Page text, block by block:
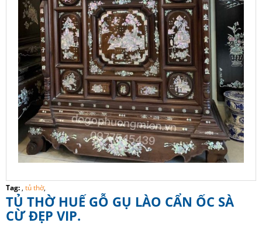
Tag:, tủ thờ,
TỦ THỜ HUẾ GỖ GỤ LÀO CẨN ỐC SÀ
CỪ ĐẸP VIP.